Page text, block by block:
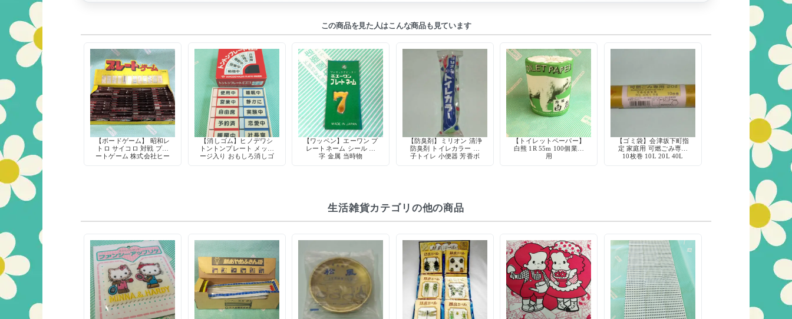
この商品を見た人はこんな商品も見ています
【ボードゲーム】 昭和レ
トロ サイコロ 対戦 プレ
ートゲーム 株式会社ヒー
【消しゴム】ヒノデワシ
トントンプレート メッセ
ージ入り おもしろ消しゴ
【ワッペン】エーワン プ
レートネーム シール 数
字 金属 当時物
【防臭剤】ミリオン 清浄
防臭剤 トイレカラー 男
子トイレ 小便器 芳香ボ
【トイレットペーパー】
白熊 1R 55m 100個業務
用
【ゴミ袋】会津坂下町指
定 家庭用 可燃ごみ専用
10枚巻 10L 20L 40L
生活雑貨カテゴリの他の商品